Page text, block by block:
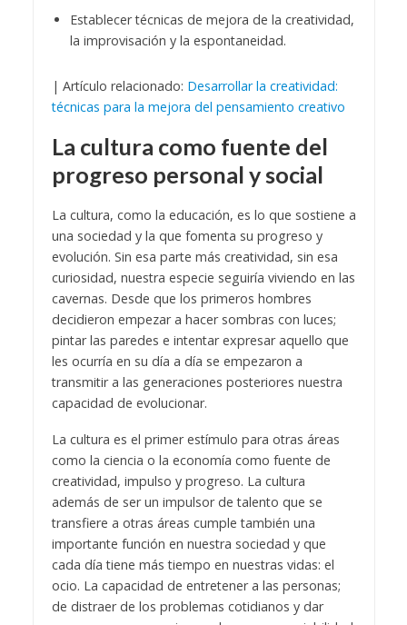
Establecer técnicas de mejora de la creatividad,
la improvisación y la espontaneidad.
| Artículo relacionado: Desarrollar la creatividad:
técnicas para la mejora del pensamiento creativo
La cultura como fuente del
progreso personal y social
La cultura, como la educación, es lo que sostiene a
una sociedad y la que fomenta su progreso y
evolución. Sin esa parte más creatividad, sin esa
curiosidad, nuestra especie seguiría viviendo en las
cavernas. Desde que los primeros hombres
decidieron empezar a hacer sombras con luces;
pintar las paredes e intentar expresar aquello que
les ocurría en su día a día se empezaron a
transmitir a las generaciones posteriores nuestra
capacidad de evolucionar.
La cultura es el primer estímulo para otras áreas
como la ciencia o la economía como fuente de
creatividad, impulso y progreso. La cultura
además de ser un impulsor de talento que se
transfiere a otras áreas cumple también una
importante función en nuestra sociedad y que
cada día tiene más tiempo en nuestras vidas: el
ocio. La capacidad de entretener a las personas;
de distraer de los problemas cotidianos y dar